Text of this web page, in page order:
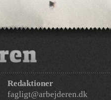
Redaktioner
fagligt@arbejderen.dk